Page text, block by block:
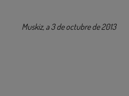
Muskiz, a 3 de octubre de 2013